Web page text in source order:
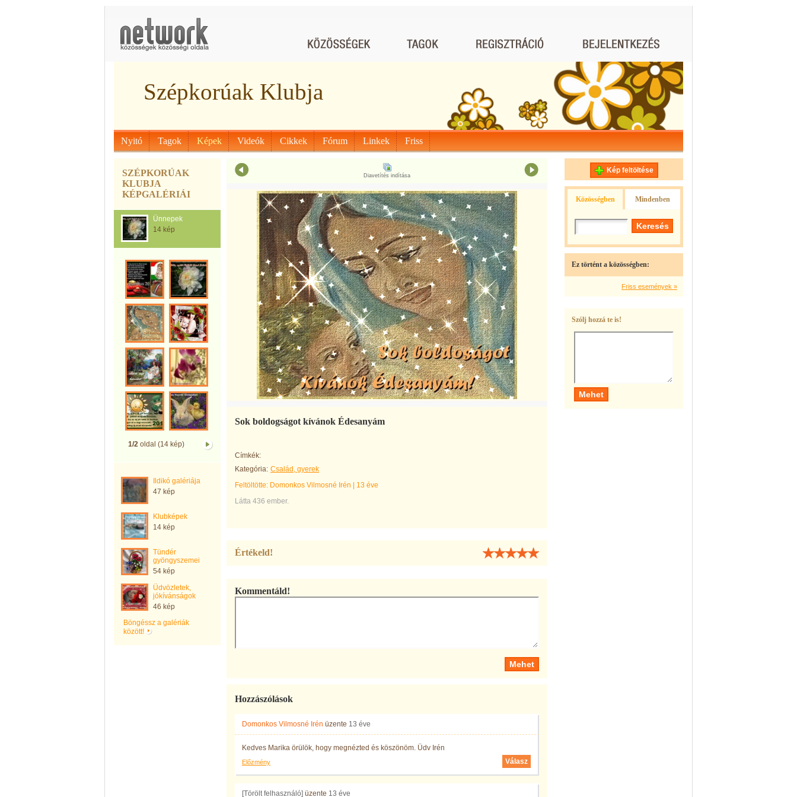
Szépkorúak Klubja
Nyitó Tagok Képek Videók Cikkek Fórum Linkek Friss
SZÉPKORÚAK
KLUBJA
KÉPGALÉRIÁI
Ünnepek
14 kép
1/2oldal (14 kép)
Ildikó galériája
47 kép
Klubképek
14 kép
Tündér
gyöngyszemei
54 kép
Üdvözletek,
jókívánságok
46 kép
Böngéssz a galériák
között!
Diavetítés indítása
Sok boldogságot kívánok Édesanyám
Címkék:
Kategória: Család, gyerek
Feltöltötte: Domonkos Vilmosné Irén
13 éve
Látta 436 ember.
Értékeld!
Kommentáld!
Hozzászólások
Domonkos Vilmosné Irén üzente 13 éve
Kedves Marika örülök, hogy megnézted és köszönöm. Üdv Irén
Előzmény Válasz
[Törölt felhasználó] üzente 13 éve
Kép feltöltése
Közösségben Mindenben
Ez történt a közösségben:
Friss események »
Szólj hozzá te is!